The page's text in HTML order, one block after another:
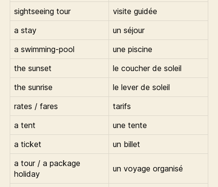
sightseeing tour
visite guidée
a stay
un séjour
a swimming-pool
une piscine
the sunset
le coucher de soleil
the sunrise
le lever de soleil
rates / fares
tarifs
a tent
une tente
a ticket
un billet
a tour / a package
holiday
un voyage organisé